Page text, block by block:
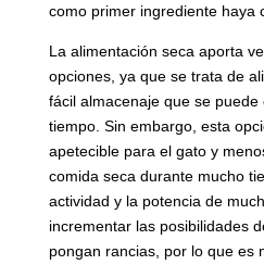
como primer ingrediente haya
La alimentación seca aporta
opciones, ya que se trata de
fácil almacenaje que se
tiempo. Sin embargo, esta
apetecible para el gato y
comida seca durante mucho
actividad y la potencia de
incrementar las posibilidades
pongan rancias, por lo que es